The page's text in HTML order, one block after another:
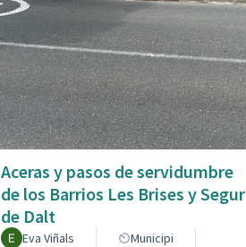
Aceras y pasos de servidumbre
de los Barrios Les Brises y Segur
de Dalt
Eva Viñals
Municipi